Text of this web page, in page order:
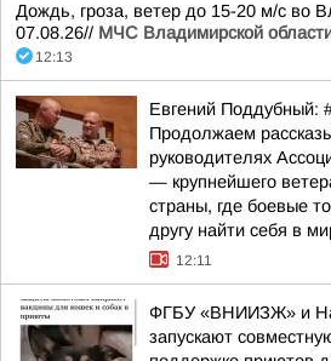
Дождь, гроза, ветер до 15-20 м/с во
07.08.26// МЧС Владимирской
12:13
Евгений
Продолжаем
руководителях
— крупнейшего
страны, где боевые
другу найти себя в
12:11
ФГБУ «ВНИИЗЖ» и
запускают